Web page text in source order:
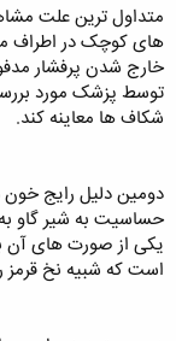
متداول ترین علت
های کوچک در اطراف
خارج شدن پرفشار
توسط پزشک مورد بررسی
شکاف ها معاینه کند.
دومین دلیل رایج
حساسیت به شیر گاو
یکی از صورت های آن
است که شبیه نخ